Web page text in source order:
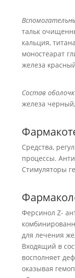
тальк
кальция,
моностеарат
железа
Состав
железа
Средства,
процессы.
Стимуляторы
Ферсинол Z-
для лечения
Входящий в
восполняет
оказывая